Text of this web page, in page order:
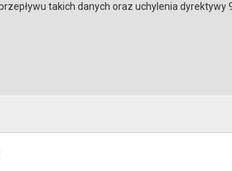
takich danych oraz uchylenia dyrektywy